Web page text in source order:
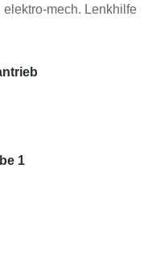
elektro-mech. Lenkhilfe
1